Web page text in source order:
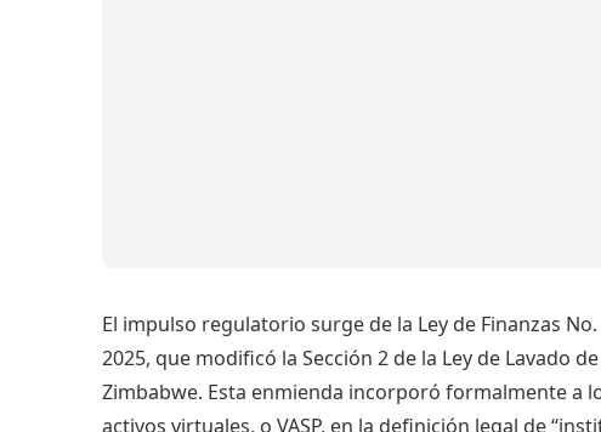
El impulso regulatorio surge de la Ley de Finanzas
2025, que modificó la Sección 2 de la Ley de Lavado
Zimbabwe. Esta enmienda incorporó formalmente a
activos virtuales, o VASP, en la definición legal de